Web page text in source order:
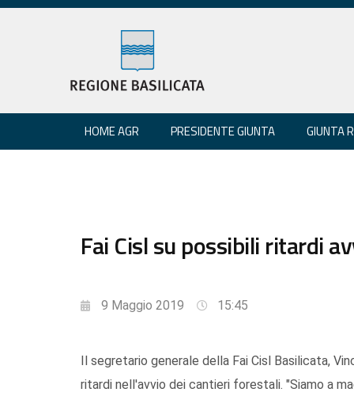
HOME AGR PRESIDENTE GIUNTA GIUNTA
Fai Cisl su possibili ritardi
9 Maggio 2019 15:45
Il segretario generale della Fai Cisl Basilicata,
ritardi nell'avvio dei cantieri forestali. "Siamo a